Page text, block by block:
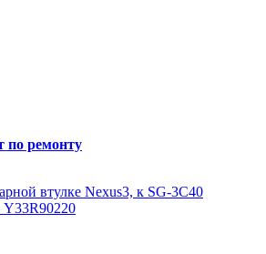
по ремонту
втулке Nexus3, к SG-3C40